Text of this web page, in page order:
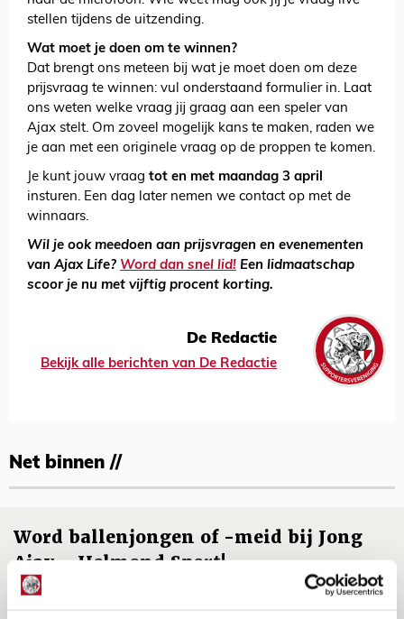
stellen tijdens de uitzending.
Wat moet je doen om te winnen?
Dat brengt ons meteen bij wat je moet doen om deze
prijsvraag te winnen: vul onderstaand formulier in. Laat
ons weten welke vraag jij graag aan een speler van
Ajax stelt. Om zoveel mogelijk kans te maken, raden we
je aan met een originele vraag op de proppen te komen.
Je kunt jouw vraag tot en met maandag 3 april
insturen. Een dag later nemen we contact op met de
winnaars.
Wil je ook meedoen aan prijsvragen en evenementen
van Ajax Life? Word dan snel lid! Een lidmaatschap
scoor je nu met vijftig procent korting.
De Redactie
Bekijk alle berichten van De Redactie
Net binnen //
Word ballenjongen of -meid bij Jong
Ajax - Helmond Sport!
06 AUGUSTUS 2026 - 13:13
PRIJSVRAAG